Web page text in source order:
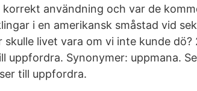
användning och var de
i en amerikansk småstad vid
livet vara om vi inte kunde dö?
uppfordra. Synonymer: uppmana.
till uppfordra.